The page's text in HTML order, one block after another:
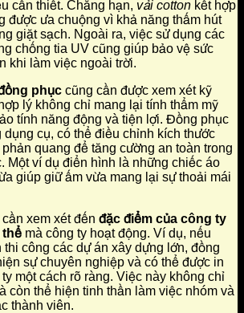
cần thiết. Chẳng hạn, vải cotton kết hợp
được ưa chuộng vì khả năng thấm hút
giặt sạch. Ngoài ra, việc sử dụng các
chống tia UV cũng giúp bảo vệ sức
khi làm việc ngoài trời.
phục cũng cần được xem xét kỹ
lý không chỉ mang lại tính thẩm mỹ
tính năng động và tiện lợi. Đồng phục
dụng cụ, có thể điều chỉnh kích thước
quang để tăng cường an toàn trong
Một ví dụ điển hình là những chiếc áo
giúp giữ ấm vừa mang lại sự thoải mái
xem xét đến đặc điểm của công ty
thể mà công ty hoạt động. Ví dụ, nếu
công các dự án xây dựng lớn, đồng
sự chuyên nghiệp và có thể được in
một cách rõ ràng. Việc này không chỉ
còn thể hiện tinh thần làm việc nhóm và
thành viên.